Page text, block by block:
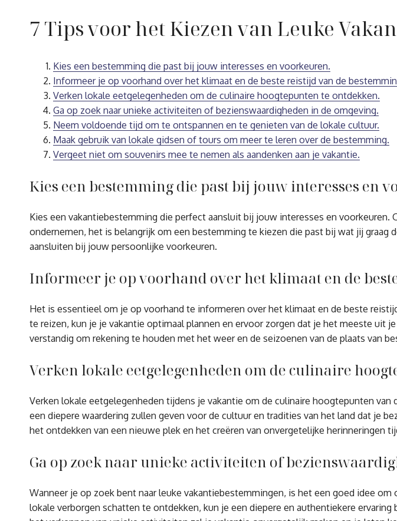
7 Tips voor het Kiezen van Leuke
Kies een bestemming die past bij jouw interesses en voorkeuren.
Informeer je op voorhand over het klimaat en de beste reistijd van de
Verken lokale eetgelegenheden om de culinaire hoogtepunten te ontdekken.
Ga op zoek naar unieke activiteiten of bezienswaardigheden in de omgeving.
Neem voldoende tijd om te ontspannen en te genieten van de lokale cultuur.
Maak gebruik van lokale gidsen of tours om meer te leren over de bestemming.
Vergeet niet om souvenirs mee te nemen als aandenken aan je vakantie.
Kies een bestemming die past bij jouw interesses en
Kies een vakantiebestemming die perfect aansluit bij jouw interesses en
ondernemen, het is belangrijk om een bestemming te kiezen die past bij wat jij
aansluiten bij jouw persoonlijke voorkeuren.
Informeer je op voorhand over het klimaat en de
Het is essentieel om je op voorhand te informeren over het klimaat en de beste
te reizen, kun je je vakantie optimaal plannen en ervoor zorgen dat je het meeste
verstandig om rekening te houden met het weer en de seizoenen van de plaats van
Verken lokale eetgelegenheden om de culinaire
Verken lokale eetgelegenheden tijdens je vakantie om de culinaire hoogtepunten
een diepere waardering zullen geven voor de cultuur en tradities van het land dat je
het ontdekken van een nieuwe plek en het creëren van onvergetelijke herinneringen
Ga op zoek naar unieke activiteiten of
Wanneer je op zoek bent naar leuke vakantiebestemmingen, is het een goed idee
lokale verborgen schatten te ontdekken, kun je een diepere en authentiekere